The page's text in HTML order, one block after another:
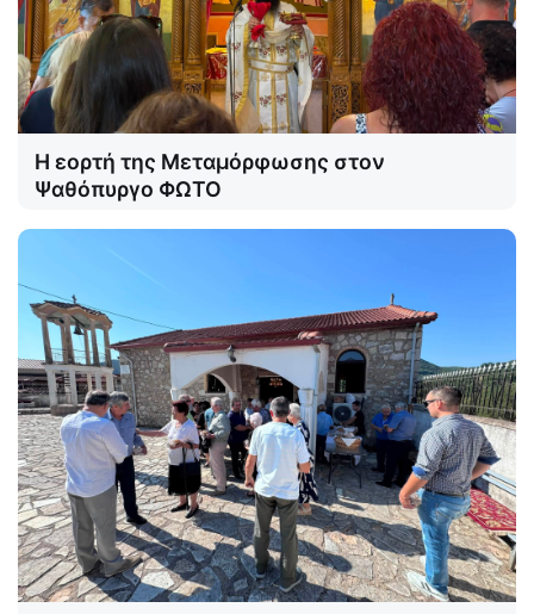
Η εορτή της Μεταμόρφωσης στον
Ψαθόπυργο ΦΩΤΟ